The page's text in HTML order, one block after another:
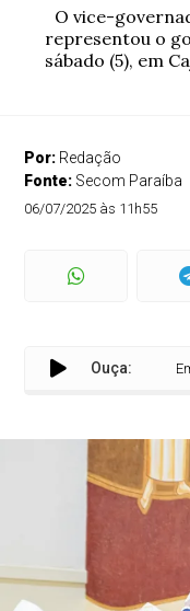
O vice-
representou o
sábado (5), em
Por: Redação
Fonte: Secom Paraíba
06/07/2025 às 11h55
Ouça: Em